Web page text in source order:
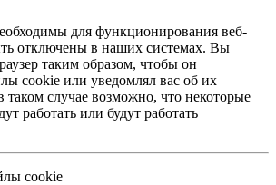
для функционирования веб-
отключены в наших системах. Вы
таким образом, чтобы он
cookie или уведомлял вас об их
таком случае возможно, что некоторые
работать или будут работать
cookie